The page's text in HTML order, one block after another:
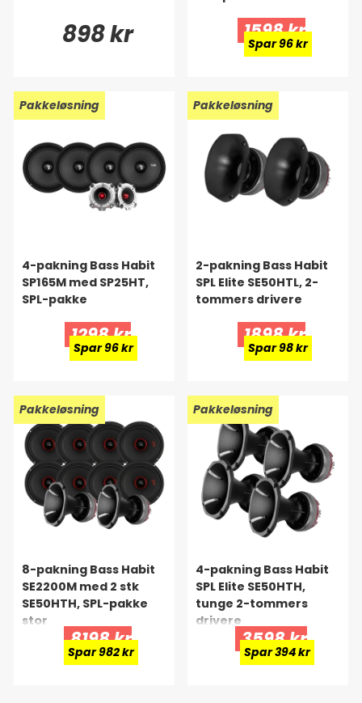
898 kr 1598 kr
Spar 96 kr
Ny!
Pakkeløsning
4-pakning Bass Habit
SP165M med SP25HT,
SPL-pakke
1298 kr
Spar 96 kr
Ny!
Pakkeløsning
2-pakning Bass Habit
SPL Elite SE50HTL, 2-
tommers drivere
1898 kr
Spar 98 kr
Ny!
Pakkeløsning
8-pakning Bass Habit
SE2200M med 2 stk
SE50HTH, SPL-pakke
stor
8198 kr
Spar 982 kr
Ny!
Pakkeløsning
4-pakning Bass Habit
SPL Elite SE50HTH,
tunge 2-tommers
drivere
3598 kr
Spar 394 kr